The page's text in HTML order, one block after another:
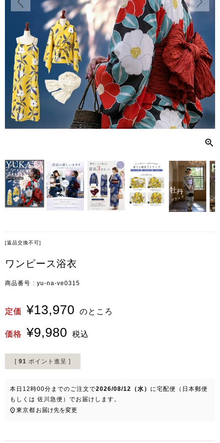
[返品交換不可]
ワンピース浴衣
商品番号 yu-na-ve0315
定価 ¥13,970 のところ
価格 ¥9,980 税込
[ 91 ポイント進呈 ]
本日 12時00分 までのご注文で2026/08/12（水） に宅配便（日本郵便
もしくは 佐川急便） でお届けします。
東京都 お届け先を変更